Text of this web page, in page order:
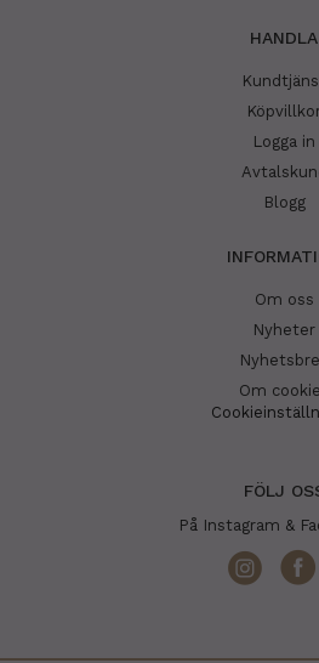
HANDLA
Logga in
Blogg
Om oss
Nyheter
Om
FÖLJ
På Instagram &